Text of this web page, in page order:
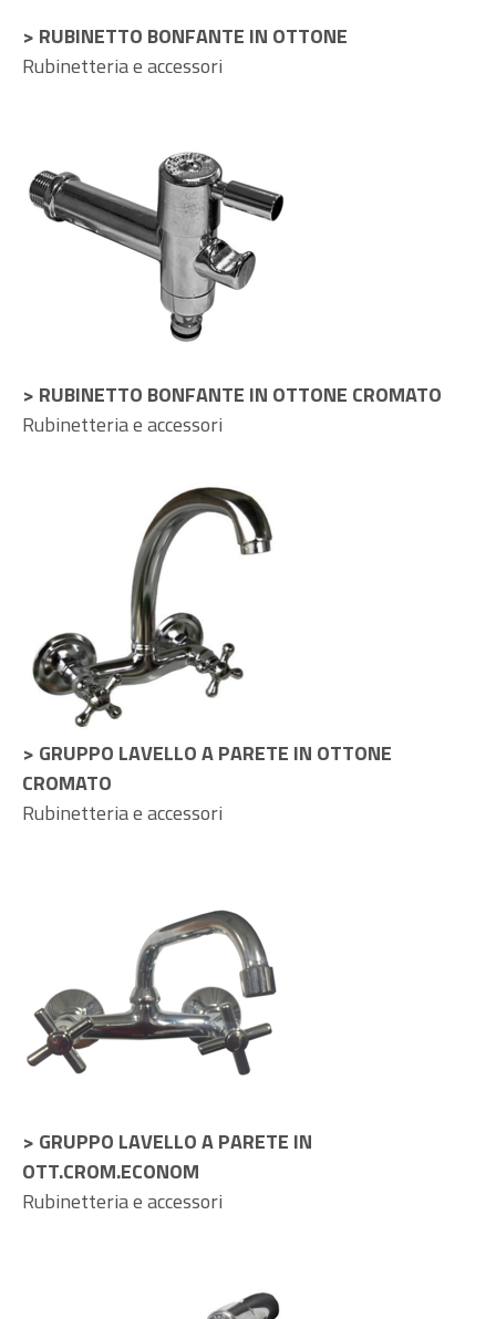
> RUBINETTO BONFANTE IN OTTONE
Rubinetteria e accessori
> RUBINETTO BONFANTE IN OTTONE CROMATO
Rubinetteria e accessori
> GRUPPO LAVELLO A PARETE IN OTTONE
CROMATO
Rubinetteria e accessori
> GRUPPO LAVELLO A PARETE IN
OTT.CROM.ECONOM
Rubinetteria e accessori